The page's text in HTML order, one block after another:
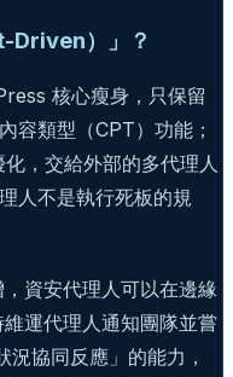
Driven）」？
核心瘦身，只保留
容類型（CPT）功能；
，交給外部的多代理人
人不是執行死板的規
資安代理人可以在邊緣
運代理人通知團隊並嘗
協同反應」的能力，